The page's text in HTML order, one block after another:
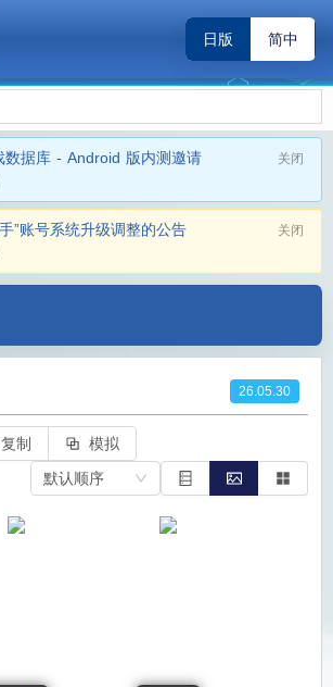
日版 简中
数据库 - Android 版内测邀请
关闭
”账号系统升级调整的公告
关闭
26.05.30
复制 模拟
默认顺序